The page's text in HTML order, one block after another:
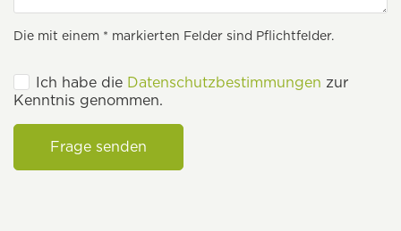
Die mit einem * markierten Felder sind Pflichtfelder.
Ich habe die Datenschutzbestimmungen zur
Kenntnis genommen.
Frage senden